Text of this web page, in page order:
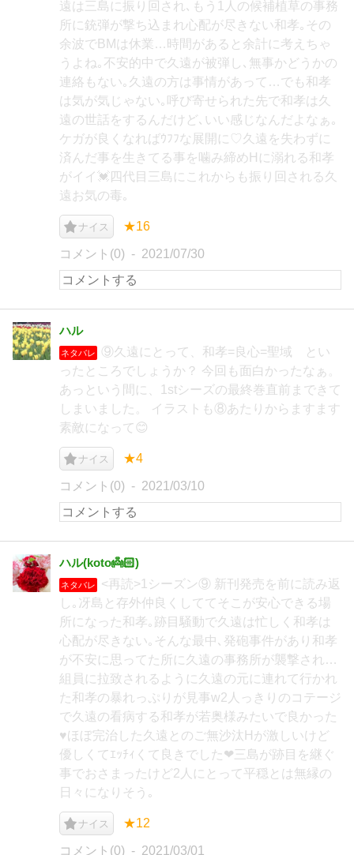
遠は三島に振り回され､もう1人の候補植草の事務
所に銃弾が撃ち込まれ心配が尽きない和孝｡その
余波でBMは休業…時間があると余計に考えちゃ
うよね｡不安的中で久遠が被弾し､無事かどうかの
連絡もない｡久遠の方は事情があって…でも和孝
は気が気じゃない｡呼び寄せられた先で和孝は久
遠の世話をするんだけど､いい感じなんだよなぁ｡
ケガが良くなればｳﾌﾌな展開に♡久遠を失わずに
済んだ事を生きてる事を噛み締めHに溺れる和孝
がイイ💓四代目三島にこれからも振り回される久
遠お気の毒｡
ナイス ★16
コメント(0) 2021/07/30
ハル
ネタバレ
⑨久遠にとって、和孝=良心=聖域 とい
ったところでしょうか？ 今回も面白かったなぁ。
あっという間に、1stシーズの最終巻直前まできて
しまいました。 イラストも⑧あたりからますます
素敵になって😊
ナイス ★4
コメント(0) 2021/03/10
ハル(koto👼🏻‎)
ネタバレ
<再読>1シーズン⑨ 新刊発売を前に読み返
し｡冴島と存外仲良くしててそこが安心できる場
所になった和孝｡跡目騒動で久遠は忙しく和孝は
心配が尽きない｡そんな最中､発砲事件があり和孝
が不安に思ってた所に久遠の事務所が襲撃され…
組員に拉致されるように久遠の元に連れて行かれ
た和孝の暴れっぷりが見事‪w2人っきりのコテージ
で久遠の看病する和孝が若奥様みたいで良かった
♥ほぼ完治した久遠とのご無沙汰Hが激しいけど
優しくてｴｯﾁｨくて良きでした❤三島が跡目を継ぐ
事でおさまったけど2人にとって平穏とは無縁の
日々になりそう｡
ナイス ★12
コメント(0) 2021/03/01